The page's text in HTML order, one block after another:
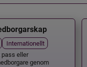
Internationellt
eller
genom